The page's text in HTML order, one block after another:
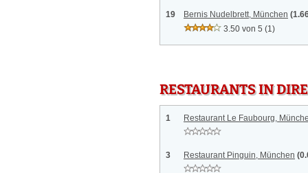
19 Bernis Nudelbrett, München
3.50 von 5 (1)
RESTAURANTS IN
1 Restaurant Le Faubourg,
3 Restaurant Pinguin, München